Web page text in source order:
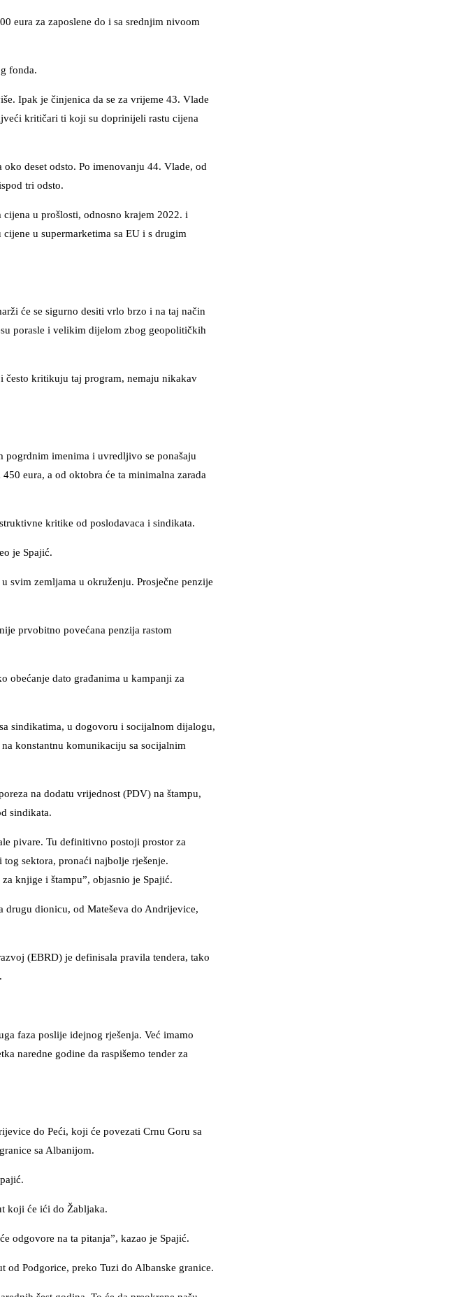
eura za zaposlene do i sa srednjim nivoom
fonda.
Ipak je činjenica da se za vrijeme 43. Vlade
kritičari ti koji su doprinijeli rastu cijena
deset odsto. Po imenovanju 44. Vlade, od
tri odsto.
u prošlosti, odnosno krajem 2022. i
u supermarketima sa EU i s drugim
će se sigurno desiti vrlo brzo i na taj način
porasle i velikim dijelom zbog geopolitičkih
često kritikuju taj program, nemaju nikakav
pogrdnim imenima i uvredljivo se ponašaju
eura, a od oktobra će ta minimalna zarada
kritike od poslodavaca i sindikata.
je Spajić.
svim zemljama u okruženju. Prosječne penzije
prvobitno povećana penzija rastom
obećanje dato građanima u kampanji za
sindikatima, u dogovoru i socijalnom dijalogu,
konstantnu komunikaciju sa socijalnim
na dodatu vrijednost (PDV) na štampu,
sindikata.
pivare. Tu definitivno postoji prostor za
sektora, pronaći najbolje rješenje.
knjige i štampu”, objasnio je Spajić.
drugu dionicu, od Mateševa do Andrijevice,
(EBRD) je definisala pravila tendera, tako
faza poslije idejnog rješenja. Već imamo
naredne godine da raspišemo tender za
do Peći, koji će povezati Crnu Goru sa
sa Albanijom.
koji će ići do Žabljaka.
odgovore na ta pitanja”, kazao je Spajić.
od Podgorice, preko Tuzi do Albanske granice.